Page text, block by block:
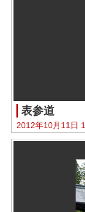
表参道
2012年10月11日